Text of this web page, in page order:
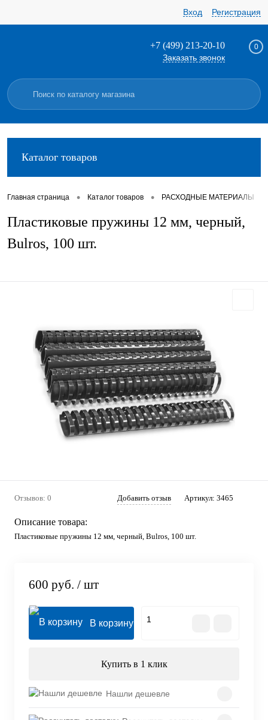
Вход Регистрация
+7 (499) 213-20-10
Заказать звонок
0
Каталог товаров
Главная страница • Каталог товаров • РАСХОДНЫЕ МАТЕРИАЛЫ
Пластиковые пружины 12 мм, черный,
Bulros, 100 шт.
Отзывов: 0 Добавить отзыв Артикул: 3465
Описание товара:
Пластиковые пружины 12 мм, черный, Bulros, 100 шт.
600 руб. / шт
В корзину
Купить в 1 клик
Нашли дешевле